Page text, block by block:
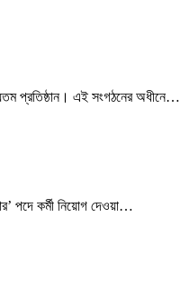
প্রতিষ্ঠান। এই সংগঠনের অধীনে…
পদে কর্মী নিয়োগ দেওয়া…